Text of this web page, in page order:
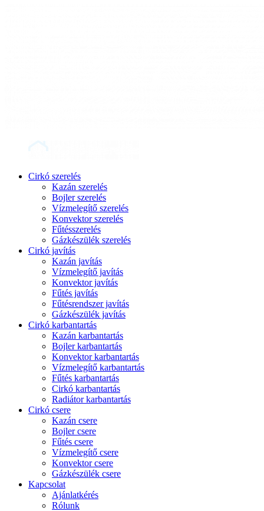
Cirkó szerelés
Kazán szerelés
Bojler szerelés
Vízmelegítő szerelés
Konvektor szerelés
Fűtésszerelés
Gázkészülék szerelés
Cirkó javítás
Kazán javítás
Vízmelegítő javítás
Konvektor javítás
Fűtés javítás
Fűtésrendszer javítás
Gázkészülék javítás
Cirkó karbantartás
Kazán karbantartás
Bojler karbantartás
Konvektor karbantartás
Vízmelegítő karbantartás
Fűtés karbantartás
Cirkó karbantartás
Radiátor karbantartás
Cirkó csere
Kazán csere
Bojler csere
Fűtés csere
Vízmelegítő csere
Konvektor csere
Gázkészülék csere
Kapcsolat
Ajánlatkérés
Rólunk